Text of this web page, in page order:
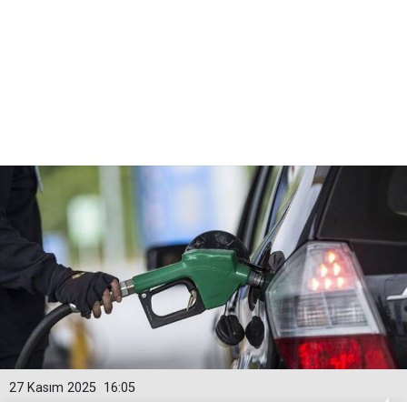
16:05
27 Kasım 2025